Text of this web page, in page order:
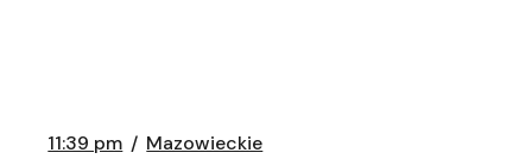
11:39 pm Mazowieckie